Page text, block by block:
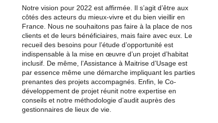
Notre vision pour 2022 est affirmée. Il s’agit d’être aux
côtés des acteurs du mieux-vivre et du bien vieillir en
France. Nous ne souhaitons pas faire à la place de nos
clients et de leurs bénéficiaires, mais faire avec eux. Le
recueil des besoins pour l’étude d’opportunité est
indispensable à la mise en œuvre d’un projet d’habitat
inclusif. De même, l’Assistance à Maitrise d’Usage est
par essence même une démarche impliquant les parties
prenantes des projets accompagnés. Enfin, le Co-
développement de projet réunit notre expertise en
conseils et notre méthodologie d’audit auprès des
gestionnaires de lieux de vie.